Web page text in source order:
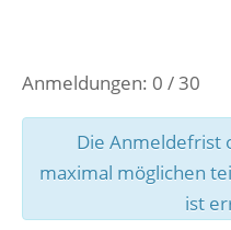
Anmeldungen: 0 / 30
Die Anmeldefrist
maximal möglichen
ist